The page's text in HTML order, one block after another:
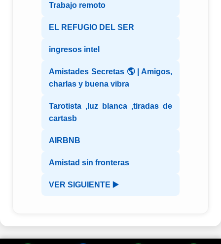
Trabajo remoto
EL REFUGIO DEL SER
ingresos intel
Amistades Secretas 🌎 | Amigos,
charlas y buena vibra
Tarotista ,luz blanca ,tiradas de
cartasb
AIRBNB
Amistad sin fronteras
VER SIGUIENTE ▶️